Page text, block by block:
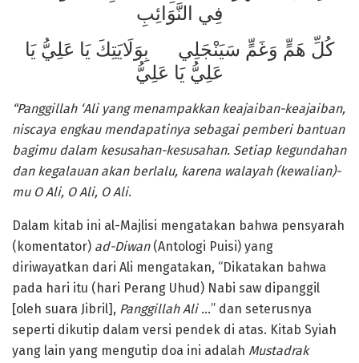
فِي النَّوَائِبِ
كُلِّ هَمٍّ وَغَمٍّ سَيَنْجَلِي بِوَلَايَتِكَ يَا عَلِيُّ يَا
عَلِيُّ يَا عَلِيُّ
“Panggillah ‘Ali yang menampakkan keajaiban-keajaiban,
niscaya engkau mendapatinya sebagai pemberi bantuan
bagimu dalam kesusahan-kesusahan. Setiap kegundahan
dan kegalauan akan berlalu, karena walayah (kewalian)-
mu O Ali, O Ali, O Ali.
Dalam kitab ini al-Majlisi mengatakan bahwa pensyarah
(komentator) ad-Diwan (Antologi Puisi) yang
diriwayatkan dari Ali mengatakan, “Dikatakan bahwa
pada hari itu (hari Perang Uhud) Nabi saw dipanggil
[oleh suara Jibril], Panggillah Ali …” dan seterusnya
seperti dikutip dalam versi pendek di atas. Kitab Syiah
yang lain yang mengutip doa ini adalah Mustadrak